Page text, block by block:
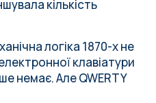
кількість
логіка 1870-х не
клавіатури
немає. Але QWERTY